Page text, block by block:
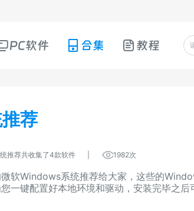
PC软件 合集 教程
荐
推荐共收集了4款软件 1982次
软Windows系统推荐给大家，这些的
一键配置好本地环境和驱动，安装完毕之